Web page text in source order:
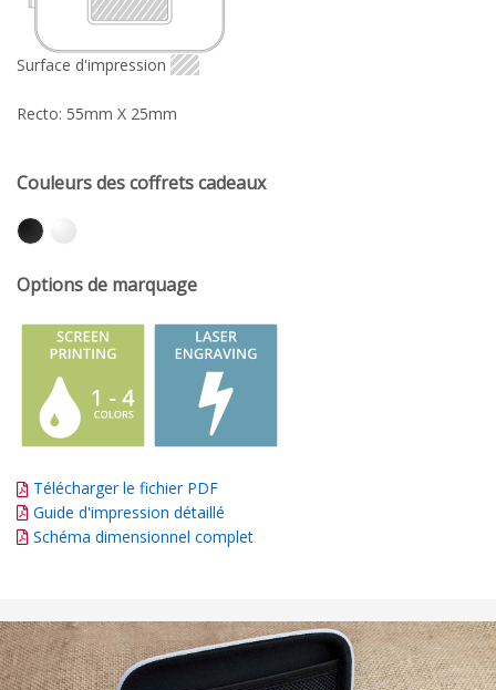
Surface d'impression
Recto: 55mm X 25mm
Couleurs des coffrets cadeaux
Options de marquage
Télécharger le fichier PDF
Guide d'impression détaillé
Schéma dimensionnel complet